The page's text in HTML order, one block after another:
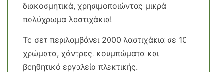
διακοσμητικά, χρησιμοποιώντας μικρά
πολύχρωμα λαστιχάκια!
Το σετ περιλαμβάνει 2000 λαστιχάκια σε 10
χρώματα, χάντρες, κουμπώματα και
βοηθητικό εργαλείο πλεκτικής.